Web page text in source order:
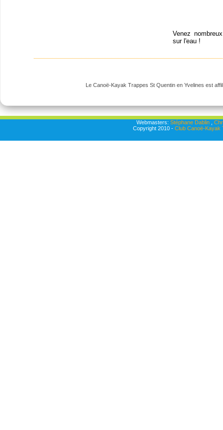
Venez
sur l'eau !
Le Canoë-Kayak Trappes St Quentin en Yvelines est
Webmasters: Stéphane Dablin,
Copyright 2010 - Club Canoë-Kayak